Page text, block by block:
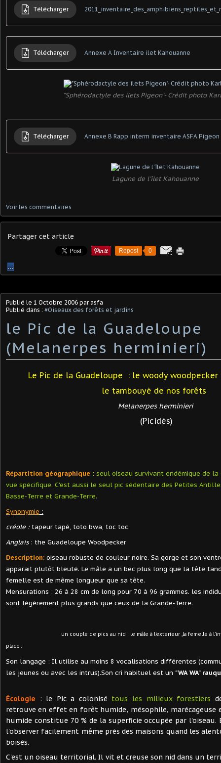
Télécharger
Télécharger Annexe A Inventaire ilet Kahouanne
"Sphérodactyle des ilets Pigeon"- Crédit photo
Télécharger Annexe B Rapp interm inventaire ASFA Pigeon
Lagune de l'îlet Kahouanne
Voir les commentaires
Partager cet article
Repost 0
…
Publié le 1 Octobre 2006 par asfa
Publié dans : #Oiseaux des forêts et jardins
le Pic de la Guadeloupe
(Melanerpes herminieri)
Le Pic de la Guadeloupe : le woody
le tambouyè de nos forêts
Melanerpes herminieri
(Picidés)
Répartition géographique : seul oiseau survivant endémique de
vue spécifique. C'est aussi le seul pic sédentaire des Petites
Basse-Terre et Grande-Terre.
Synonymie :
créole :tapeur tapè, toto bwa, toc toc.
Anglais : the Guadeloupe Woodpecker
Description: oiseau robuste de couleur noire. Sa gorge et son
apparait plutôt bleuté. Le mâle a un bec plus long que la tête
femelle est de même longueur que sa tête.
Mensurations : 26 à 28 cm de long pour 70 à 96 grammes. les
sont légèrement plus grands que ceux de la Grande-Terre.
un couple de pics au nid : le mâle à l'exterieur ,la femelle à
place .
Son langage : Il utilise au moins 8 vocalisations différentes
les jeunes ou avec les intrus).Son cri habituel est un "WA WA"
Écologie : le Pic a colonisé tous les milieux forestiers
retrouve en effet en forêt humide, mésophile, marécageuse
humide constitue 70 % de la superficie occupée par l'oiseau.
l'observer facilement même près des maisons quand les
boisés.
C'est un oiseau territorial. Il vit et creuse son nid dans un